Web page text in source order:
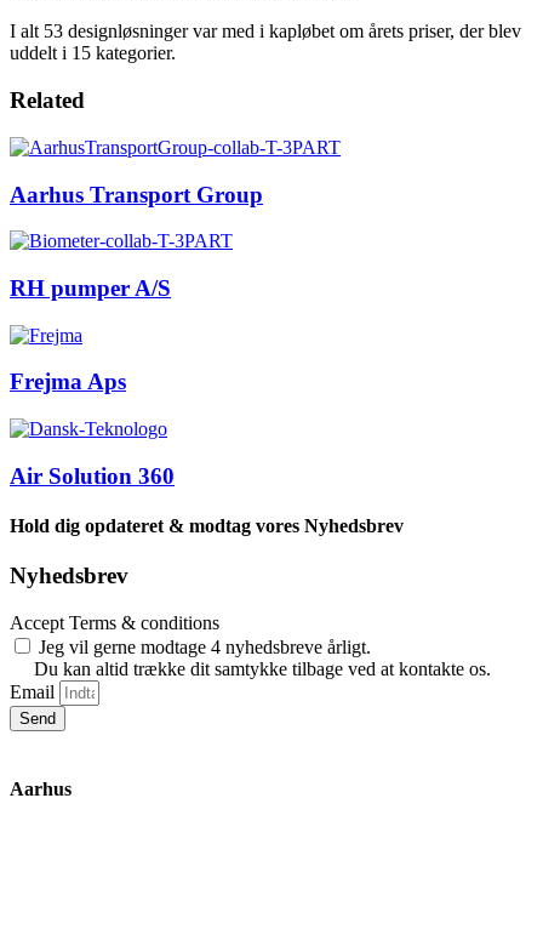
I alt 53 designløsninger var med i kapløbet om årets priser, der blev
uddelt i 15 kategorier.
Related
Aarhus Transport Group
RH pumper A/S
Frejma Aps
Air Solution 360
Hold dig opdateret & modtag vores Nyhedsbrev
Nyhedsbrev
Accept Terms & conditions
Jeg vil gerne modtage 4 nyhedsbreve årligt.
Du kan altid trække dit samtykke tilbage ved at kontakte os.
Email
Send
Aarhus